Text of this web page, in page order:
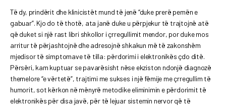
Të dy, prindërit dhe klinicistët mund të jenë “duke prerë pemën e
gabuar”. Kjo do të thotë, ata janë duke u përpjekur të trajtojnë atë
që duket si një rast libri shkollor i çrregullimit mendor, por duke mos
arritur të përjashtojnë dhe adresojnë shkakun më të zakonshëm
mjedisor të simptomave të tilla: përdorimi i elektronikës çdo ditë.
Përsëri, kam kuptuar se pavarësisht nëse ekziston ndonjë diagnozë
themelore “e vërtetë”, trajtimi me sukses i një fëmije me çrregullim të
humorit, sot kërkon në mënyrë metodike eliminimin e përdorimit të
elektronikës për disa javë, për të lejuar sistemin nervor që të